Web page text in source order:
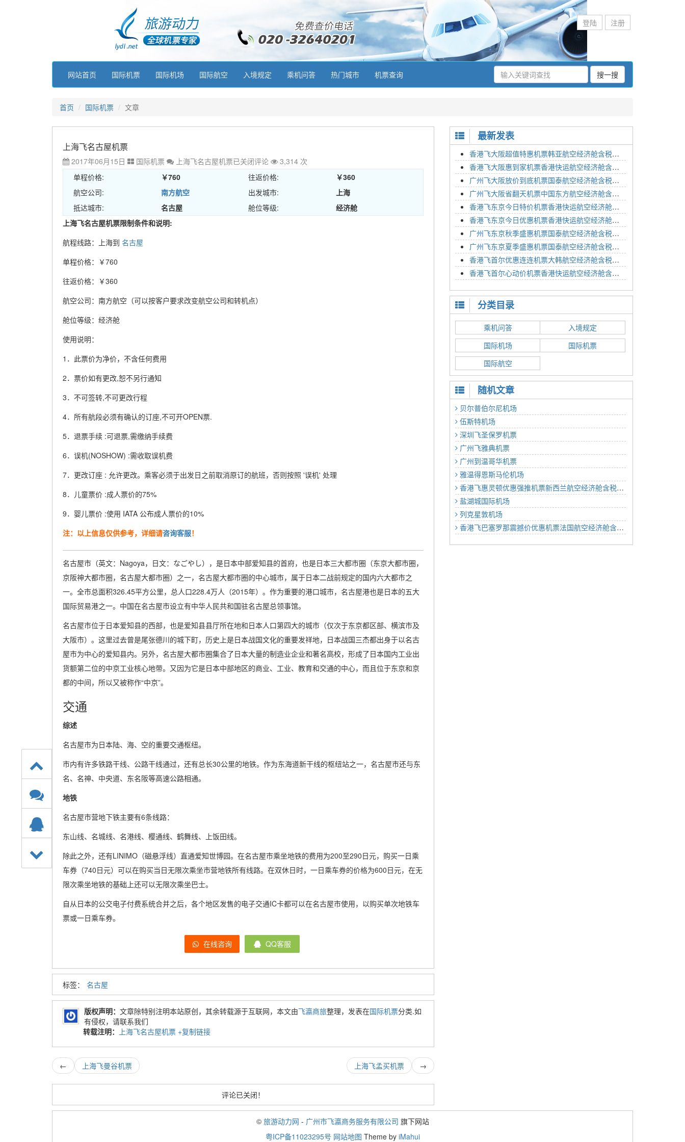
登陆 注册
网站首页 国际机票 国际机场 国际航空 入境规定 乘机问答 热门城市 机票查询 搜一搜
首页 国际机票 文章
上海飞名古屋机票
2017年06月15日 国际机票 上海飞名古屋机票已关闭评论
3,314 次
单程价格:
￥760 往返价格:
￥360
航空公司:
南方航空 出发城市:
上海
抵达城市:
名古屋 舱位等级:
经济舱
上海飞名古屋机票限制条件和说明:
航程线路：上海到 名古屋
单程价格：￥760
往返价格：￥360
航空公司：南方航空（可以按客户要求改变航空公司和转机点）
舱位等级：经济舱
使用说明：
1．此票价为净价，不含任何费用
2．票价如有更改,恕不另行通知
3．不可签转,不可更改行程
4．所有航段必须有确认的订座,不可开OPEN票.
5．退票手续 :可退票,需缴纳手续费
6．误机(NOSHOW) :需收取误机费
7．更改订座 : 允许更改。乘客必须于出发日之前取消原订的航班，否则按照 '误机' 处理
8．儿童票价 :成人票价的75%
9．婴儿票价 :使用 IATA 公布成人票价的10%
注：以上信息仅供参考，详细请咨询客服！
名古屋市（英文：Nagoya，日文：なごやし），是日本中部爱知县的首府，也是日本三大都市圈（东京大都市圈，
京阪神大都市圈，名古屋大都市圈）之一，名古屋大都市圈的中心城市，属于日本二战前规定的国内六大都市之
一。全市总面积326.45平方公里，总人口228.4万人（2015年）。作为重要的港口城市，名古屋港也是日本的五大
国际贸易港之一。中国在名古屋市设立有中华人民共和国驻名古屋总领事馆。
名古屋市位于日本爱知县的西部，也是爱知县县厅所在地和日本人口第四大的城市（仅次于东京都区部、横滨市及
大阪市）。这里过去曾是尾张德川的城下町，历史上是日本战国文化的重要发祥地，日本战国三杰都出身于以名古
屋市为中心的爱知县内。另外，名古屋大都市圈集合了日本大量的制造业企业和著名高校，形成了日本国内工业出
货额第二位的中京工业核心地带。又因为它是日本中部地区的商业、工业、教育和交通的中心，而且位于东京和京
都的中间，所以又被称作“中京”。
交通
综述
名古屋市为日本陆、海、空的重要交通枢纽。
市内有许多铁路干线、公路干线通过，还有总长30公里的地铁。作为东海道新干线的枢纽站之一，名古屋市还与东
名、名神、中央道、东名阪等高速公路相通。
地铁
名古屋市营地下铁主要有6条线路：
东山线、名城线、名港线、樱通线、鹤舞线、上饭田线。
除此之外，还有LINIMO（磁悬浮线）直通爱知世博园。在名古屋市乘坐地铁的费用为200至290日元，购买一日乘
车券（740日元）可以在购买当日无限次乘坐市营地铁所有线路。在双休日时，一日乘车券的价格为600日元，在无
限次乘坐地铁的基础上还可以无限次乘坐巴士。
自从日本的公交电子付费系统合并之后，各个地区发售的电子交通IC卡都可以在名古屋市使用，以购买单次地铁车
票或一日乘车券。
在线咨询 QQ客服
标签： 名古屋
版权声明： 文章除特别注明本站原创，其余转载源于互联网，本文由飞瀛商旅整理，发表在国际机票分类.如
有侵权，请联系我们
转载注明：
上海飞名古屋机票 +复制链接
← 上海飞曼谷机票 →
上海飞孟买机票
评论已关闭！
最新发表
香港飞大阪超值特惠机票韩亚航空经济舱含税价格2295元2023年01月26日
香港飞大阪惠到家机票香港快运航空经济舱含税价格1648元2023年01月26日
广州飞大阪放价到底机票国泰航空经济舱含税价格3054元2023年01月26日
广州飞大阪省翻天机票中国东方航空经济舱含税价格2133元2023年01月26日
香港飞东京今日特价机票香港快运航空经济舱含税价格1762元2023年01月26日
香港飞东京今日优惠机票香港快运航空经济舱含税价格1545元2023年01月26日
广州飞东京秋季盛惠机票国泰航空经济舱含税价格4054元2023年01月26日
广州飞东京夏季盛惠机票国泰航空经济舱含税价格2614元2023年01月26日
香港飞首尔优惠连连机票大韩航空经济舱含税价格1350元2023年01月24日
香港飞首尔心动价机票香港快运航空经济舱含税价格1186元2023年01月24日
分类目录
乘机问答
入境规定
国际机场
国际机票
国际航空
随机文章
贝尔普伯尔尼机场
伍斯特机场
深圳飞圣保罗机票
广州飞雅典机票
广州到温哥华机票
雅温得恩斯马伦机场
香港飞惠灵顿优惠强推机票新西兰航空经济舱含税价格4813元2023年01月12日
盐湖城国际机场
列克星敦机场
香港飞巴塞罗那震撼价优惠机票法国航空经济舱含税价格3879元2022年12月17日
© 旅游动力网 - 广州市飞瀛商务服务有限公司 旗下网站
粤ICP备11023295号 网站地图 Theme by iMahui